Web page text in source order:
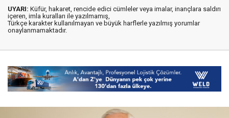
UYARI: Küfür, hakaret, rencide edici cümleler veya imalar, inançlara saldırı
içeren, imla kuralları ile yazılmamış,
Türkçe karakter kullanılmayan ve büyük harflerle yazılmış yorumlar
onaylanmamaktadır.